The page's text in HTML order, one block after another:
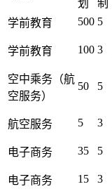
划
制
学前教育 500 5
学前教育 100 3
空中乘务（航
空服务）
50 5
航空服务 5 3
电子商务
35 5
电子商务 15 3